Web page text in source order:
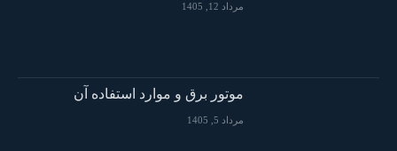
مرداد 12, 1405
موتور برق و موارد استفاده آن
مرداد 5, 1405